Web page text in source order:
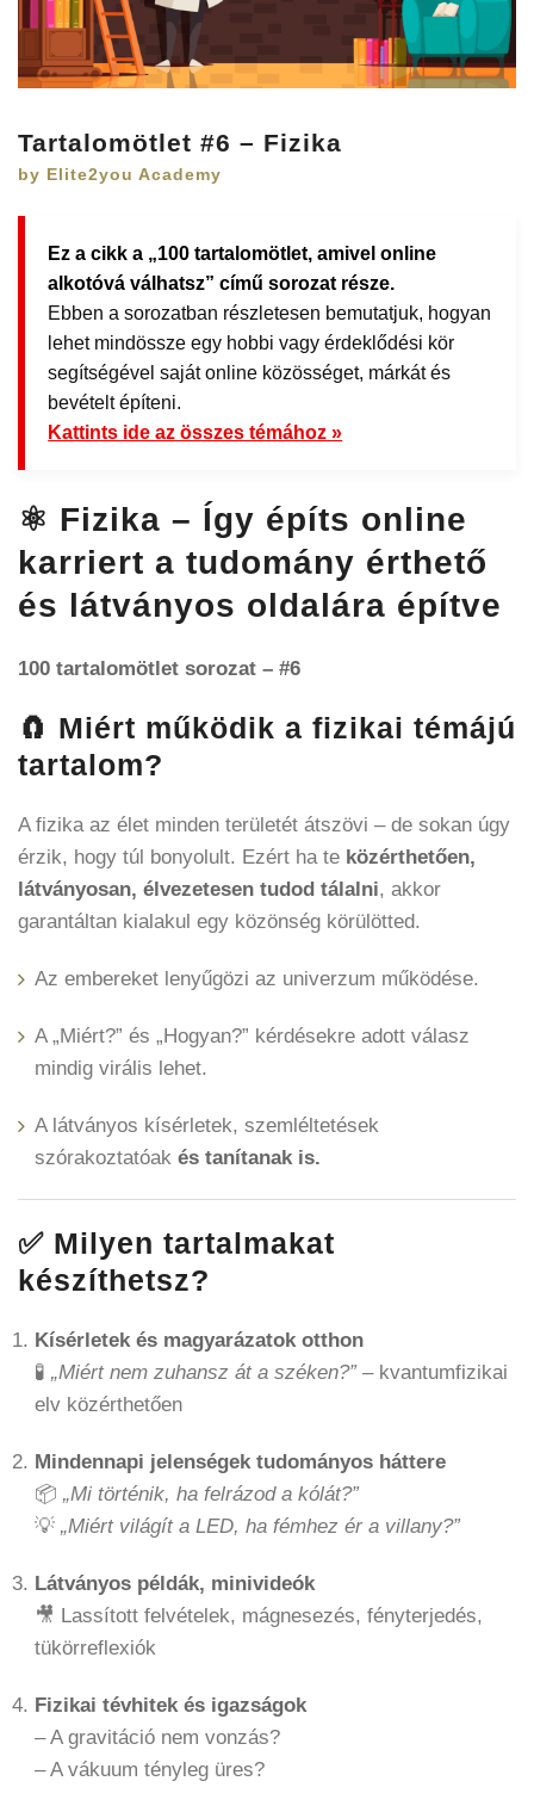
Tartalomötlet #6 – Fizika
by Elite2you Academy
Ez a cikk a „100 tartalomötlet, amivel online
alkotóvá válhatsz” című sorozat része.
Ebben a sorozatban részletesen bemutatjuk, hogyan
lehet mindössze egy hobbi vagy érdeklődési kör
segítségével saját online közösséget, márkát és
bevételt építeni.
Kattints ide az összes témához »
⚛️ Fizika – Így építs online
karriert a tudomány érthető
és látványos oldalára építve
100 tartalomötlet sorozat – #6
🧲 Miért működik a fizikai témájú
tartalom?
A fizika az élet minden területét átszövi – de sokan úgy
érzik, hogy túl bonyolult. Ezért ha te közérthetően,
látványosan, élvezetesen tudod tálalni, akkor
garantáltan kialakul egy közönség körülötted.
Az embereket lenyűgözi az univerzum működése.
A „Miért?” és „Hogyan?” kérdésekre adott válasz
mindig virális lehet.
A látványos kísérletek, szemléltetések
szórakoztatóak és tanítanak is.
✅ Milyen tartalmakat
készíthetsz?
Kísérletek és magyarázatok otthon
🧪 „Miért nem zuhansz át a széken?”– kvantumfizikai
elv közérthetően
Mindennapi jelenségek tudományos háttere
📦 „Mi történik, ha felrázod a kólát?”
💡 „Miért világít a LED, ha fémhez ér a villany?”
Látványos példák, minivideók
🎥 Lassított felvételek, mágnesezés, fényterjedés,
tükörreflexiók
Fizikai tévhitek és igazságok
– A gravitáció nem vonzás?
– A vákuum tényleg üres?